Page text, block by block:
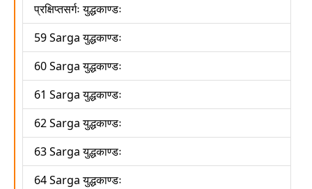
प्रक्षिप्तसर्गः युद्धकाण्डः
59 Sarga युद्धकाण्डः
60 Sarga युद्धकाण्डः
61 Sarga युद्धकाण्डः
62 Sarga युद्धकाण्डः
63 Sarga युद्धकाण्डः
64 Sarga युद्धकाण्डः